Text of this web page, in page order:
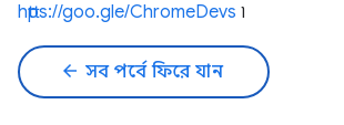
https://goo.gle/ChromeDevs ৷
arrow_back সব পর্বে ফিরে যান